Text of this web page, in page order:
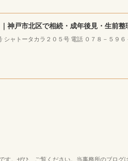
ャトータカラ２０５号 電話 ０７８－５９６
す。ぜひ、ご覧ください。当事務所のブログ